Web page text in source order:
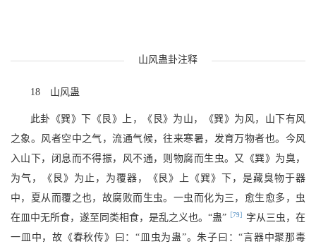
山风蛊卦注释
18 山风蛊
此卦《巽》下《艮》上，《艮》为山，《巽》为风，山下有风
之象。风者空中之气，流通气候，往来寒暑，发育万物者也。今风
入山下，闭息而不得振，风不通，则物腐而生虫。又《巽》为臭，
为气，《艮》为止，为覆器，《艮》上《巽》下，是藏臭物于器
中，夏从而覆之也，故腐败而生虫。一虫而化为三，愈生愈多，虫
在皿中无所食，遂至同类相食，是乱之义也。“蛊” ［79］ 字从三虫，在
一皿中，故《春秋传》曰：“皿虫为蛊”。朱子曰：“言器中聚那毒